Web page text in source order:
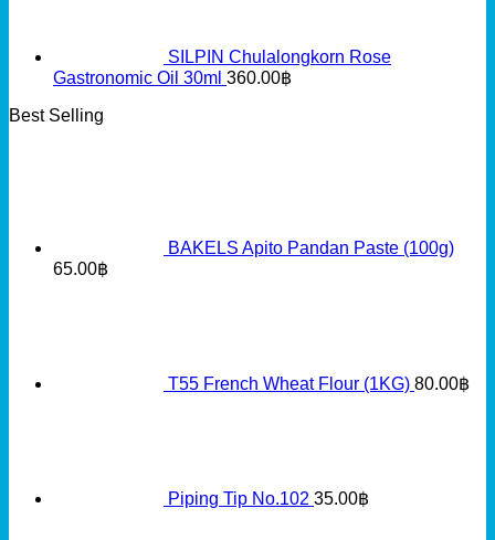
SILPIN Chulalongkorn Rose
Gastronomic Oil 30ml 360.00฿
Best Selling
BAKELS Apito Pandan Paste (100g)
65.00฿
T55 French Wheat Flour (1KG) 80.00฿
Piping Tip No.102 35.00฿